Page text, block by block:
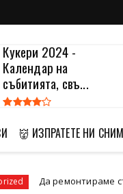
Кукери 2024 -
Календар на
събитията, свъ...
👹 ИЗПРАТЕТЕ НИ
старата кола или